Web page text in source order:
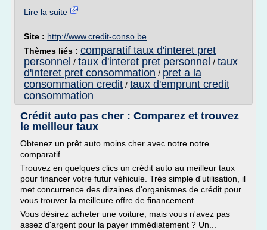
Lire la suite
Site : http://www.credit-conso.be
Thèmes liés : comparatif taux d'interet pret
personnel / taux d'interet pret personnel / taux
d'interet pret consommation / pret a la
consommation credit / taux d'emprunt credit
consommation
Crédit auto pas cher : Comparez et trouvez
le meilleur taux
Obtenez un prêt auto moins cher avec notre notre
comparatif
Trouvez en quelques clics un crédit auto au meilleur taux
pour financer votre futur véhicule. Très simple d'utilisation, il
met concurrence des dizaines d'organismes de crédit pour
vous trouver la meilleure offre de financement.
Vous désirez acheter une voiture, mais vous n'avez pas
assez d'argent pour la payer immédiatement ? Un...